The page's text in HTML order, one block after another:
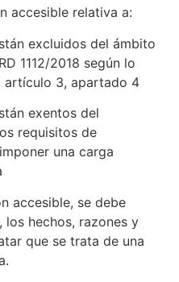
accesible relativa a:
excluidos del ámbito
1112/2018 según lo
artículo 3, apartado 4
exentos del
requisitos de
una carga
accesible, se debe
hechos, razones y
que se trata de una